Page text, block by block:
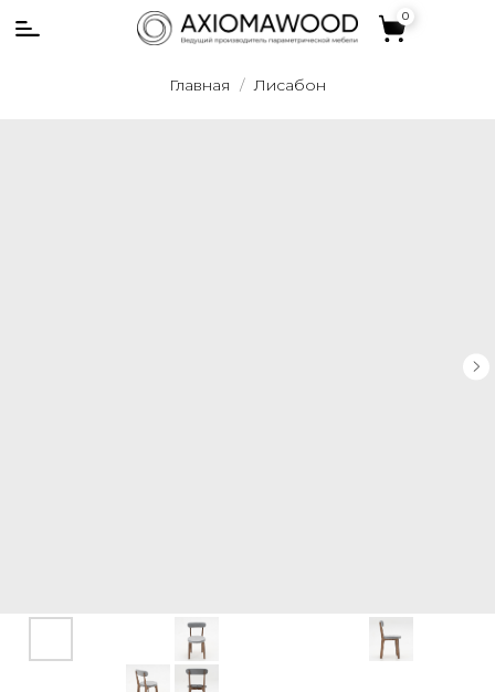
0
0
Главная Лисабон